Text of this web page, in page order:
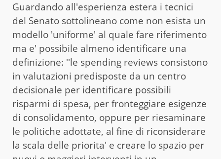
Guardando all'esperienza estera i tecnici
del Senato sottolineano come non esista un
modello 'uniforme' al quale fare riferimento
ma e' possibile almeno identificare una
definizione: ''le spending reviews consistono
in valutazioni predisposte da un centro
decisionale per identificare possibili
risparmi di spesa, per fronteggiare esigenze
di consolidamento, oppure per riesaminare
le politiche adottate, al fine di riconsiderare
la scala delle priorita' e creare lo spazio per